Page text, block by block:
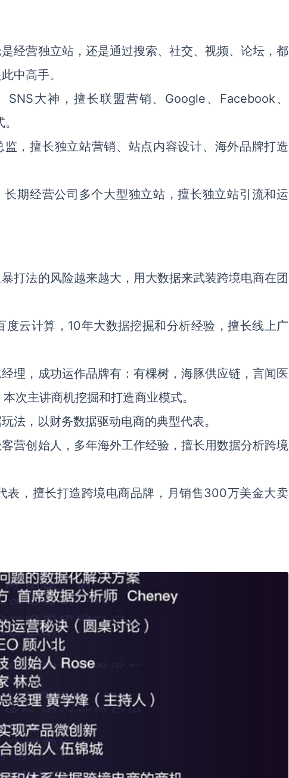
经营独立站，还是通过搜索、社交、视频、论坛，都
中高手。
大神，擅长联盟营销、Google、Facebook、
，擅长独立站营销、站点内容设计、海外品牌打造
期经营公司多个大型独立站，擅长独立站引流和运
打法的风险越来越大，用大数据来武装跨境电商在团
云计算，10年大数据挖掘和分析经验，擅长线上广
理，成功运作品牌有：有棵树，海豚供应链，言闻医
次主讲商机挖掘和打造商业模式。
法，以财务数据驱动电商的典型代表。
营创始人，多年海外工作经验，擅长用数据分析跨境
表，擅长打造跨境电商品牌，月销售300万美金大卖